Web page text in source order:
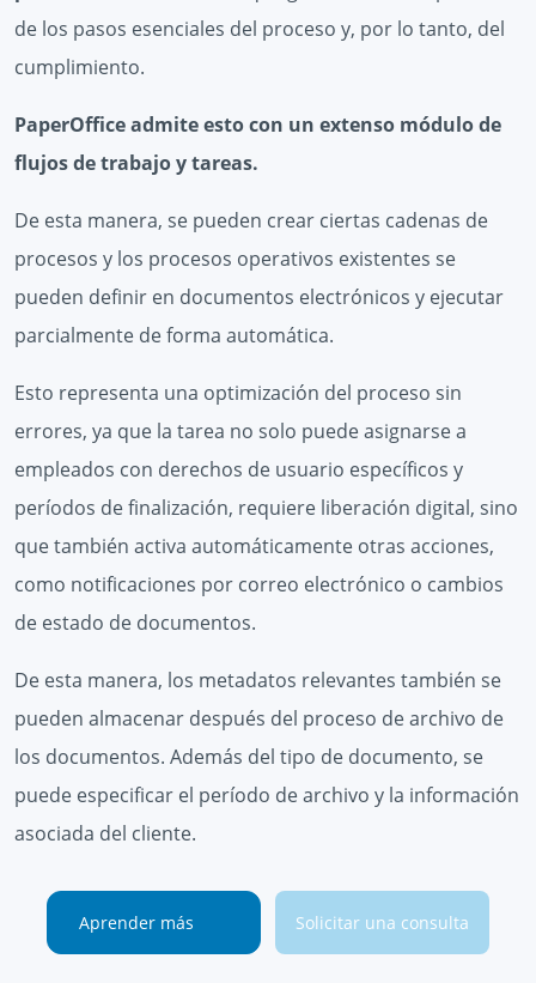
de los pasos esenciales del proceso y, por lo tanto, del
cumplimiento.
PaperOffice admite esto con un extenso módulo de
flujos de trabajo y tareas.
De esta manera, se pueden crear ciertas cadenas de
procesos y los procesos operativos existentes se
pueden definir en documentos electrónicos y ejecutar
parcialmente de forma automática.
Esto representa una optimización del proceso sin
errores, ya que la tarea no solo puede asignarse a
empleados con derechos de usuario específicos y
períodos de finalización, requiere liberación digital, sino
que también activa automáticamente otras acciones,
como notificaciones por correo electrónico o cambios
de estado de documentos.
De esta manera, los metadatos relevantes también se
pueden almacenar después del proceso de archivo de
los documentos. Además del tipo de documento, se
puede especificar el período de archivo y la información
asociada del cliente.
Aprender más Solicitar una consulta